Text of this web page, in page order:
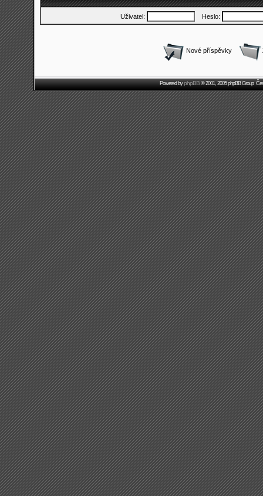
Uživatel: Heslo:
Nové příspěvky
Powered byphpBB© 2001, 2005 phpBB Group